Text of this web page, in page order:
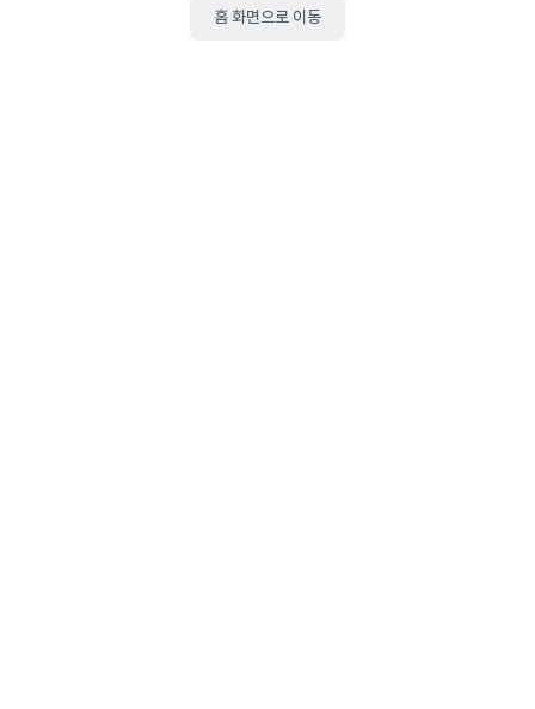
홈 화면으로 이동